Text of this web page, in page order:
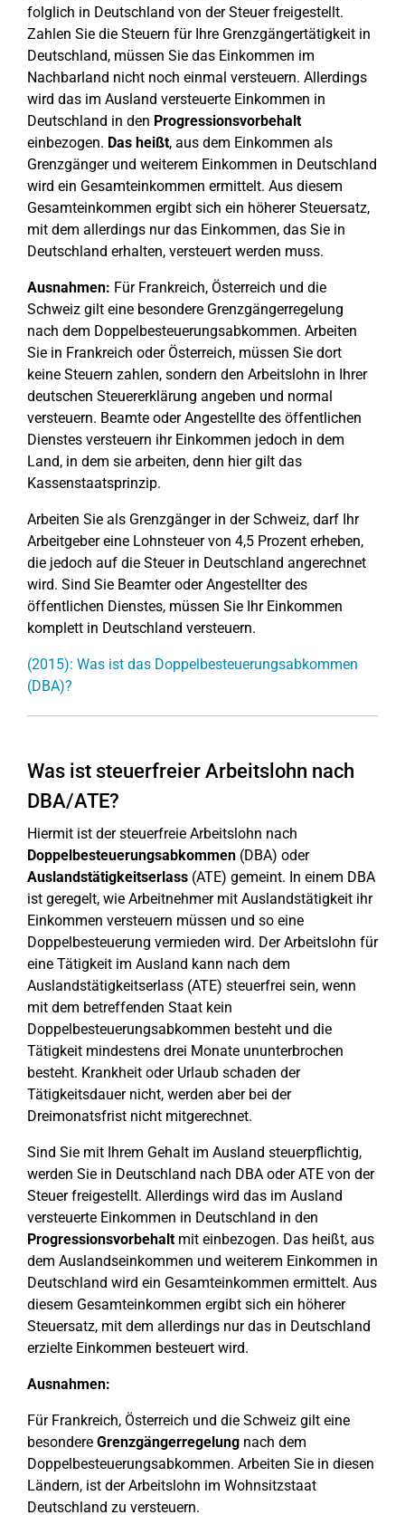
folglich in Deutschland von der Steuer freigestellt.
Zahlen Sie die Steuern für Ihre Grenzgängertätigkeit in
Deutschland, müssen Sie das Einkommen im
Nachbarland nicht noch einmal versteuern. Allerdings
wird das im Ausland versteuerte Einkommen in
Deutschland in den Progressionsvorbehalt
einbezogen. Das heißt, aus dem Einkommen als
Grenzgänger und weiterem Einkommen in Deutschland
wird ein Gesamteinkommen ermittelt. Aus diesem
Gesamteinkommen ergibt sich ein höherer Steuersatz,
mit dem allerdings nur das Einkommen, das Sie in
Deutschland erhalten, versteuert werden muss.
Ausnahmen: Für Frankreich, Österreich und die
Schweiz gilt eine besondere Grenzgängerregelung
nach dem Doppelbesteuerungsabkommen. Arbeiten
Sie in Frankreich oder Österreich, müssen Sie dort
keine Steuern zahlen, sondern den Arbeitslohn in Ihrer
deutschen Steuererklärung angeben und normal
versteuern. Beamte oder Angestellte des öffentlichen
Dienstes versteuern ihr Einkommen jedoch in dem
Land, in dem sie arbeiten, denn hier gilt das
Kassenstaatsprinzip.
Arbeiten Sie als Grenzgänger in der Schweiz, darf Ihr
Arbeitgeber eine Lohnsteuer von 4,5 Prozent erheben,
die jedoch auf die Steuer in Deutschland angerechnet
wird. Sind Sie Beamter oder Angestellter des
öffentlichen Dienstes, müssen Sie Ihr Einkommen
komplett in Deutschland versteuern.
(2015): Was ist das Doppelbesteuerungsabkommen
(DBA)?
Was ist steuerfreier Arbeitslohn nach
DBA/ATE?
Hiermit ist der steuerfreie Arbeitslohn nach
Doppelbesteuerungsabkommen (DBA) oder
Auslandstätigkeitserlass (ATE) gemeint. In einem DBA
ist geregelt, wie Arbeitnehmer mit Auslandstätigkeit ihr
Einkommen versteuern müssen und so eine
Doppelbesteuerung vermieden wird. Der Arbeitslohn für
eine Tätigkeit im Ausland kann nach dem
Auslandstätigkeitserlass (ATE) steuerfrei sein, wenn
mit dem betreffenden Staat kein
Doppelbesteuerungsabkommen besteht und die
Tätigkeit mindestens drei Monate ununterbrochen
besteht. Krankheit oder Urlaub schaden der
Tätigkeitsdauer nicht, werden aber bei der
Dreimonatsfrist nicht mitgerechnet.
Sind Sie mit Ihrem Gehalt im Ausland steuerpflichtig,
werden Sie in Deutschland nach DBA oder ATE von der
Steuer freigestellt. Allerdings wird das im Ausland
versteuerte Einkommen in Deutschland in den
Progressionsvorbehaltmit einbezogen. Das heißt, aus
dem Auslandseinkommen und weiterem Einkommen in
Deutschland wird ein Gesamteinkommen ermittelt. Aus
diesem Gesamteinkommen ergibt sich ein höherer
Steuersatz, mit dem allerdings nur das in Deutschland
erzielte Einkommen besteuert wird.
Ausnahmen:
Für Frankreich, Österreich und die Schweiz gilt eine
besondere Grenzgängerregelung nach dem
Doppelbesteuerungsabkommen. Arbeiten Sie in diesen
Ländern, ist der Arbeitslohn im Wohnsitzstaat
Deutschland zu versteuern.